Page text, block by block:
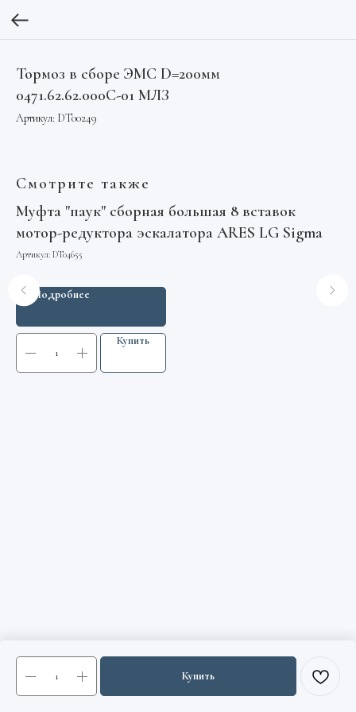
Тормоз в сборе ЭМС D=200мм
0471.62.62.000С-01 МЛЗ
Артикул: DT00249
Купить
Смотрите также
Муфта "паук" сборная большая 8 вставок
мотор-редуктора эскалатора ARES LG Sigma
Артикул: DT04655
Подробнее
Купить